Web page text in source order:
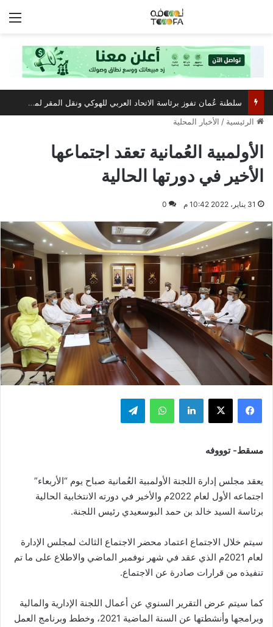
سلطنة عُمان تفوز برئاسة الاتحاد العربي للهوكي ونقل المقر لمسقط
الرئيسية / الأخبار المحلية
الأولمبية العُمانية تعقد اجتماعها
الأخير في دورتها الحالية
31 يناير، 2022 10:42 م 0
فيسبوك ‫X لينكدإن واتساب تيلقرام
مسقط- توووفه
يعقد مجلس إدارة اللجنة الأولمبية العُمانية صباح يوم “الأربعاء”
اجتماعه الأول لعام 2022م والأخير في دورته الانتخابية الحالية
برئاسة السيد خالد بن حمد البوسعيدي رئيس اللجنة.
سيتم خلال الاجتماع اعتماد محضر الاجتماع الثالث لمجلس الإدارة
لعام 2021م الذي عقد في شهر نوفمبر الماضي والاطلاع على ما تم
تنفيذه من قرارات صادرة عن الاجتماع.
كما سيتم عرض التقرير السنوي عن أعمال اللجنة الإدارية والمالية
وبرامجها وأنشطتها عن السنة الماضية 2021، وخطط وبرنامج العمل